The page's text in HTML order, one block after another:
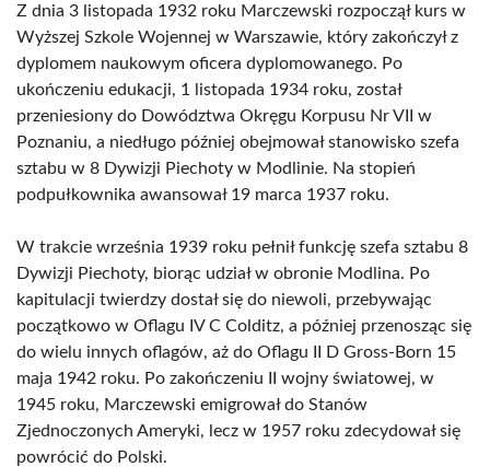
Z dnia 3 listopada 1932 roku Marczewski rozpoczął kurs w
Wyższej Szkole Wojennej w Warszawie, który zakończył z
dyplomem naukowym oficera dyplomowanego. Po
ukończeniu edukacji, 1 listopada 1934 roku, został
przeniesiony do Dowództwa Okręgu Korpusu Nr VII w
Poznaniu, a niedługo później obejmował stanowisko szefa
sztabu w 8 Dywizji Piechoty w Modlinie. Na stopień
podpułkownika awansował 19 marca 1937 roku.
W trakcie września 1939 roku pełnił funkcję szefa sztabu 8
Dywizji Piechoty, biorąc udział w obronie Modlina. Po
kapitulacji twierdzy dostał się do niewoli, przebywając
początkowo w Oflagu IV C Colditz, a później przenosząc się
do wielu innych oflagów, aż do Oflagu II D Gross-Born 15
maja 1942 roku. Po zakończeniu II wojny światowej, w
1945 roku, Marczewski emigrował do Stanów
Zjednoczonych Ameryki, lecz w 1957 roku zdecydował się
powrócić do Polski.